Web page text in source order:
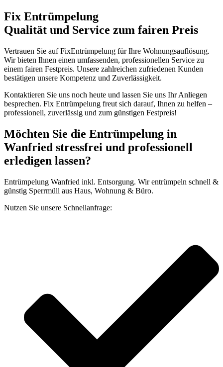
Fix Entrümpelung
Qualität und Service zum fairen Preis
Vertrauen Sie auf FixEntrümpelung für Ihre Wohnungsauflösung.
Wir bieten Ihnen einen umfassenden, professionellen Service zu
einem fairen Festpreis. Unsere zahlreichen zufriedenen Kunden
bestätigen unsere Kompetenz und Zuverlässigkeit.
Kontaktieren Sie uns noch heute und lassen Sie uns Ihr Anliegen
besprechen. Fix Entrümpelung freut sich darauf, Ihnen zu helfen –
professionell, zuverlässig und zum günstigen Festpreis!
Möchten Sie die Entrümpelung in
Wanfried stressfrei und professionell
erledigen lassen?
Entrümpelung Wanfried inkl. Entsorgung. Wir entrümpeln schnell &
günstig Sperrmüll aus Haus, Wohnung & Büro.
Nutzen Sie unsere Schnellanfrage: